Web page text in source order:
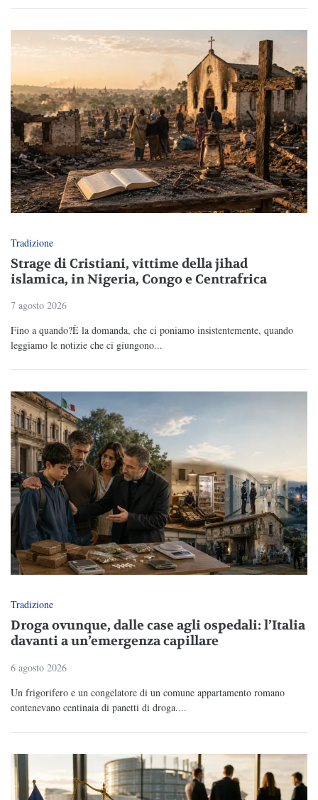
Tradizione
Strage di Cristiani, vittime della jihad
islamica, in Nigeria, Congo e Centrafrica
7 agosto 2026
Fino a quando?È la domanda, che ci poniamo insistentemente, quando
leggiamo le notizie che ci giungono...
Tradizione
Droga ovunque, dalle case agli ospedali: l’Italia
davanti a un’emergenza capillare
6 agosto 2026
Un frigorifero e un congelatore di un comune appartamento romano
contenevano centinaia di panetti di droga....